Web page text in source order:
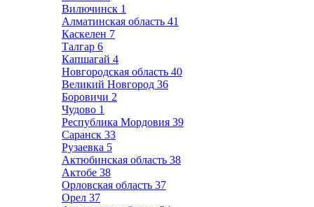
Вилючинск 1
Алматинская область 41
Каскелен 7
Талгар 6
Капшагай 4
Новгородская область 40
Великий Новгород 36
Боровичи 2
Чудово 1
Республика Мордовия 39
Саранск 33
Рузаевка 5
Актюбинская область 38
Актобе 38
Орловская область 37
Орел 37